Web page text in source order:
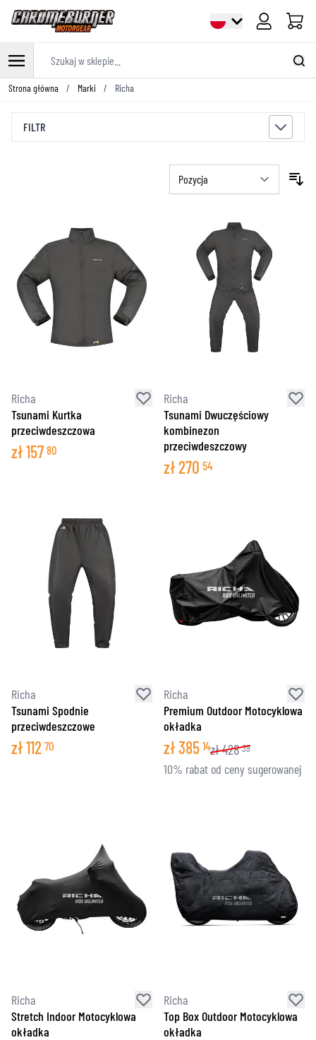
Cart
Przejdź do treści
Strona główna / Marki / Richa
FILTR
Richa
Tsunami Kurtka
przeciwdeszczowa
zł157 80
Richa
Tsunami Dwuczęściowy
kombinezon
przeciwdeszczowy
zł270 54
Richa
Tsunami Spodnie
przeciwdeszczowe
zł112 70
Richa
Premium Outdoor Motocyklowa
okładka
zł385 14zł428 39
10% rabat od ceny sugerowanej
Richa
Stretch Indoor Motocyklowa
okładka
Richa
Top Box Outdoor Motocyklowa
okładka